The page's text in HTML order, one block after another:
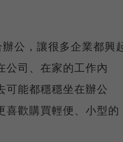
公，讓很多企業都興
公司、在家的工作內
可能都穩穩坐在辦公
喜歡購買輕便、小型的